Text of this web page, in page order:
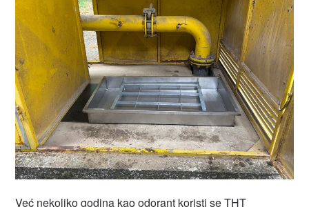
Već nekoliko godina kao odorant koristi se THT